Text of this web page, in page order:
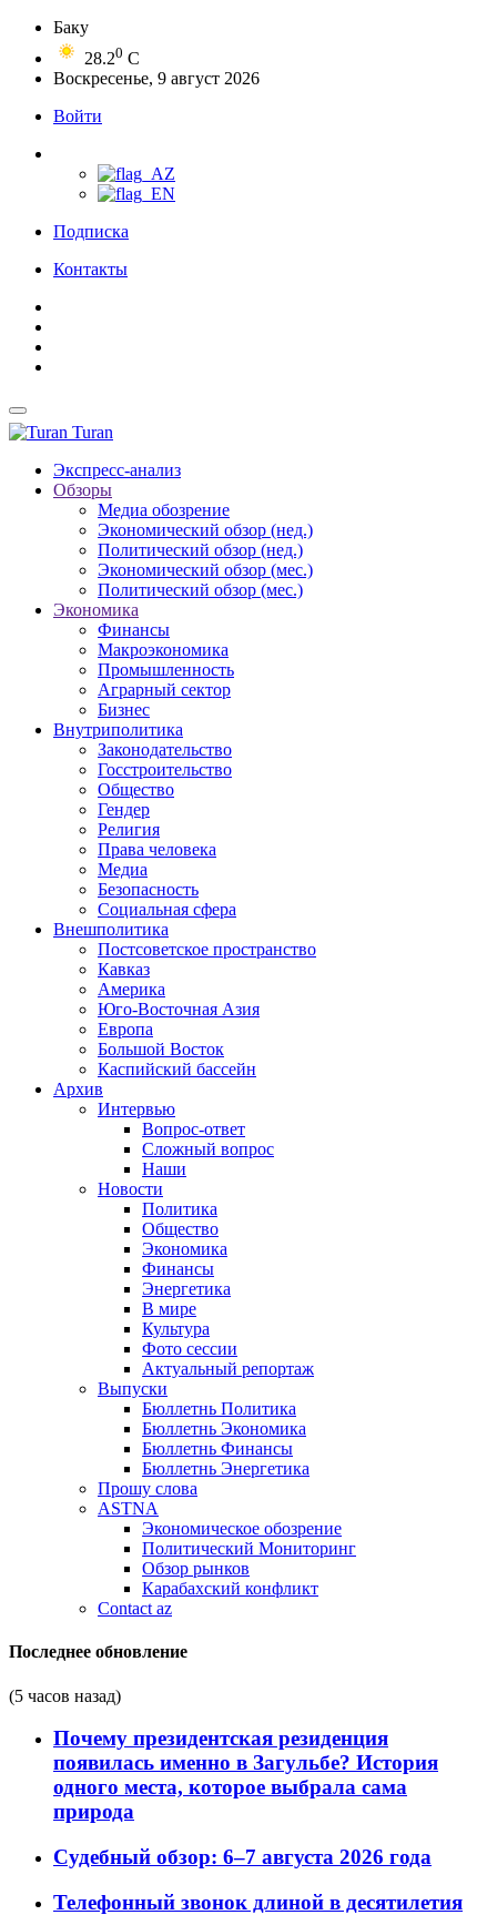
Баку
28.20 C
Воскресенье, 9 август 2026
Войти
Подписка
Контакты
Turan
Экспресс-анализ
Обзоры
Медиа обозрение
Экономический обзор (нед.)
Политический обзор (нед.)
Экономический обзор (мес.)
Политический обзор (мес.)
Экономика
Финансы
Макроэкономика
Промышленность
Аграрный сектор
Бизнес
Внутриполитика
Законодательство
Госстроительство
Общество
Гендер
Религия
Права человека
Медиа
Безопасность
Социальная сфера
Внешполитика
Постсоветское пространство
Кавказ
Америка
Юго-Восточная Азия
Европа
Большой Восток
Каспийский бассейн
Архив
Интервью
Вопрос-ответ
Сложный вопрос
Наши
Новости
Политика
Общество
Экономика
Финансы
Энергетика
В мире
Культура
Фото сессии
Актуальный репортаж
Выпуски
Бюллетнь Политика
Бюллетнь Экономика
Бюллетнь Финансы
Бюллетнь Энергетика
Прошу слова
ASTNA
Экономическое обозрение
Политический Мониторинг
Обзор рынков
Карабахский конфликт
Contact az
Последнее обновление
(5 часов назад)
Почему президентская резиденция
появилась именно в Загульбе? История
одного места, которое выбрала сама
природа
Судебный обзор: 6–7 августа 2026 года
Телефонный звонок длиной в десятилетия